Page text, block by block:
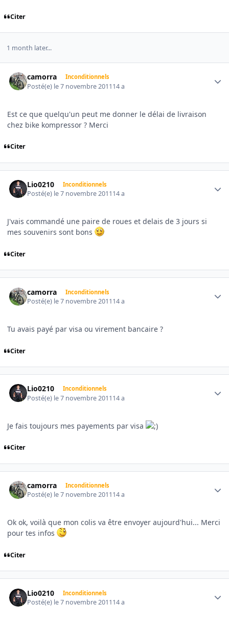
Citer
1 month later...
camorra Inconditionnels
Posté(e) le 7 novembre 201114 a
Est ce que quelqu'un peut me donner le délai de livraison
chez bike kompressor ? Merci
Citer
Lio0210 Inconditionnels
Posté(e) le 7 novembre 201114 a
J'vais commandé une paire de roues et delais de 3 jours si
mes souvenirs sont bons
Citer
camorra Inconditionnels
Posté(e) le 7 novembre 201114 a
Tu avais payé par visa ou virement bancaire ?
Citer
Lio0210 Inconditionnels
Posté(e) le 7 novembre 201114 a
Je fais toujours mes payements par visa
Citer
camorra Inconditionnels
Posté(e) le 7 novembre 201114 a
Ok ok, voilà que mon colis va être envoyer aujourd'hui... Merci
pour tes infos
Citer
Lio0210 Inconditionnels
Posté(e) le 7 novembre 201114 a